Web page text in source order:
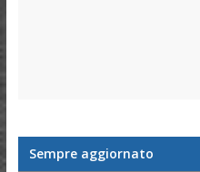
Sempre aggiornato